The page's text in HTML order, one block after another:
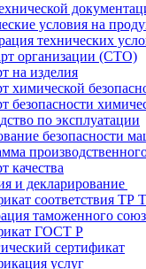
условия на
технических
организации (СТО)
на изделия
химической
безопасности
по эксплуатации
безопасности
качества
и декларирование
соответствия ТР
таможенного
ГОСТ Р
сертификат
услуг